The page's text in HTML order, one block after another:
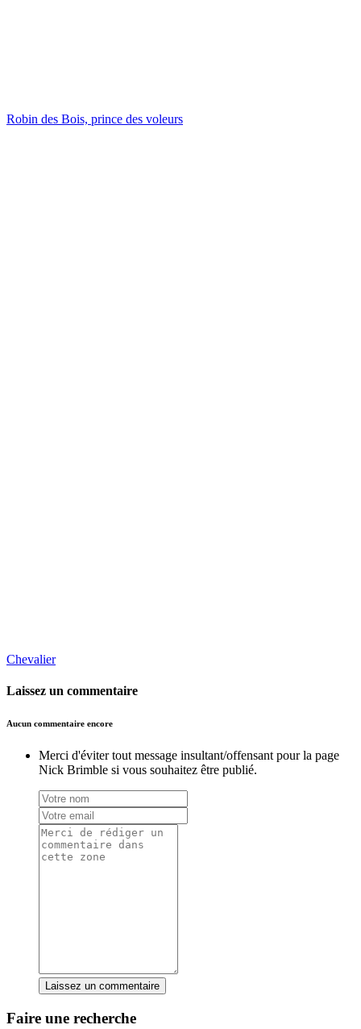
Robin des Bois, prince des voleurs
Chevalier
Laissez un commentaire
Aucun commentaire encore
Merci d'éviter tout message insultant/offensant pour la page
Nick Brimble si vous souhaitez être publié.
Laissez un commentaire
Faire une recherche